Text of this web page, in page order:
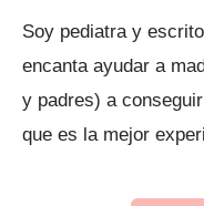
Soy pediatra y
encanta ayudar a
y padres) a
que es la mejor